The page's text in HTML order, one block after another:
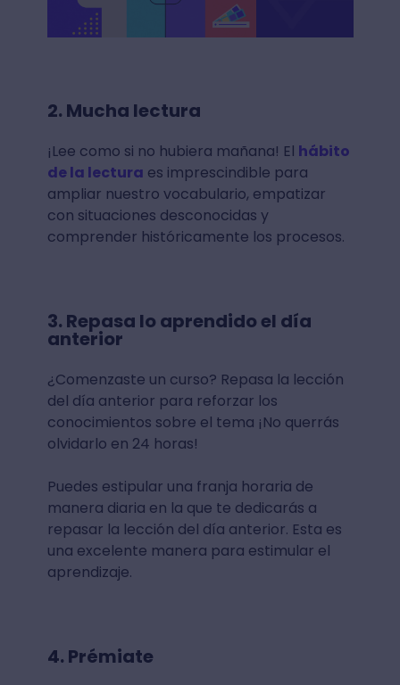
2. Mucha lectura
¡Lee como si no hubiera mañana! El hábito
de la lectura es imprescindible para
ampliar nuestro vocabulario, empatizar
con situaciones desconocidas y
comprender históricamente los procesos.
3. Repasa lo aprendido el día
anterior
¿Comenzaste un curso? Repasa la lección
del día anterior para reforzar los
conocimientos sobre el tema ¡No querrás
olvidarlo en 24 horas!
Puedes estipular una franja horaria de
manera diaria en la que te dedicarás a
repasar la lección del día anterior. Esta es
una excelente manera para estimular el
aprendizaje.
4. Prémiate